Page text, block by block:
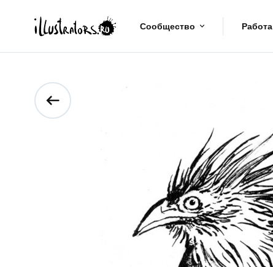
Сообщество Работа